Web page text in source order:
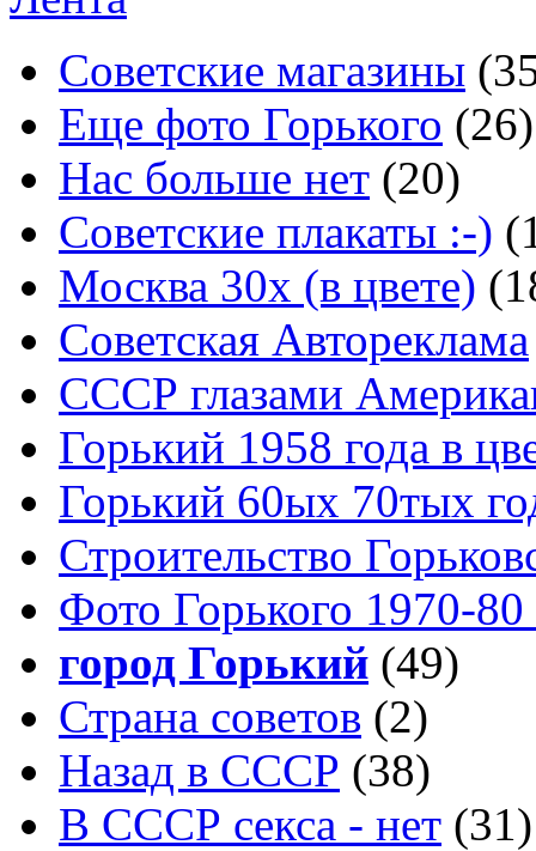
Советские магазины
Еще фото Горького (26)
Нас больше нет (20)
Советские плакаты :-)
Москва 30x (в цвете)
Советская Автореклама
СССР глазами
Горький 1958 года в
Горький 60ых 70тых
Строительство
Фото Горького 1970-80
город Горький (49)
Страна советов (2)
Назад в СССР (38)
В СССР секса - нет (31)